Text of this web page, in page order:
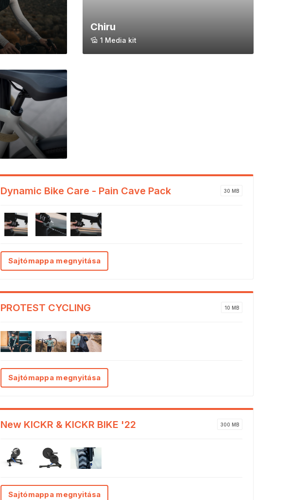
Chiru
1 Media kit
Dynamic Bike Care - Pain Cave Pack 30 MB
Sajtómappa megnyitása
PROTEST CYCLING 10 MB
Sajtómappa megnyitása
New KICKR & KICKR BIKE '22 300 MB
Sajtómappa megnyitása